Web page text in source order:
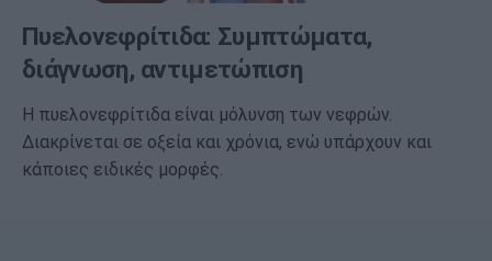
Πυελονεφρίτιδα: Συμπτώματα,
διάγνωση, αντιμετώπιση
Η πυελονεφρίτιδα είναι μόλυνση των νεφρών.
Διακρίνεται σε οξεία και χρόνια, ενώ υπάρχουν και
κάποιες ειδικές μορφές.